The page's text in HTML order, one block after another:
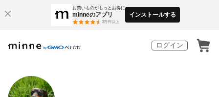
お買いものがもっとお得に
minneのアプリ
3万件以上
インストールする
ログイン